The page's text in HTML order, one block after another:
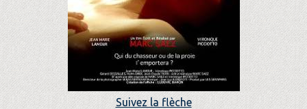
Suivez la flèche